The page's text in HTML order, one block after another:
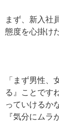
まず、新入社
態度を心掛け
「まず男性、
る』ことです
っていけるか
『気分にム